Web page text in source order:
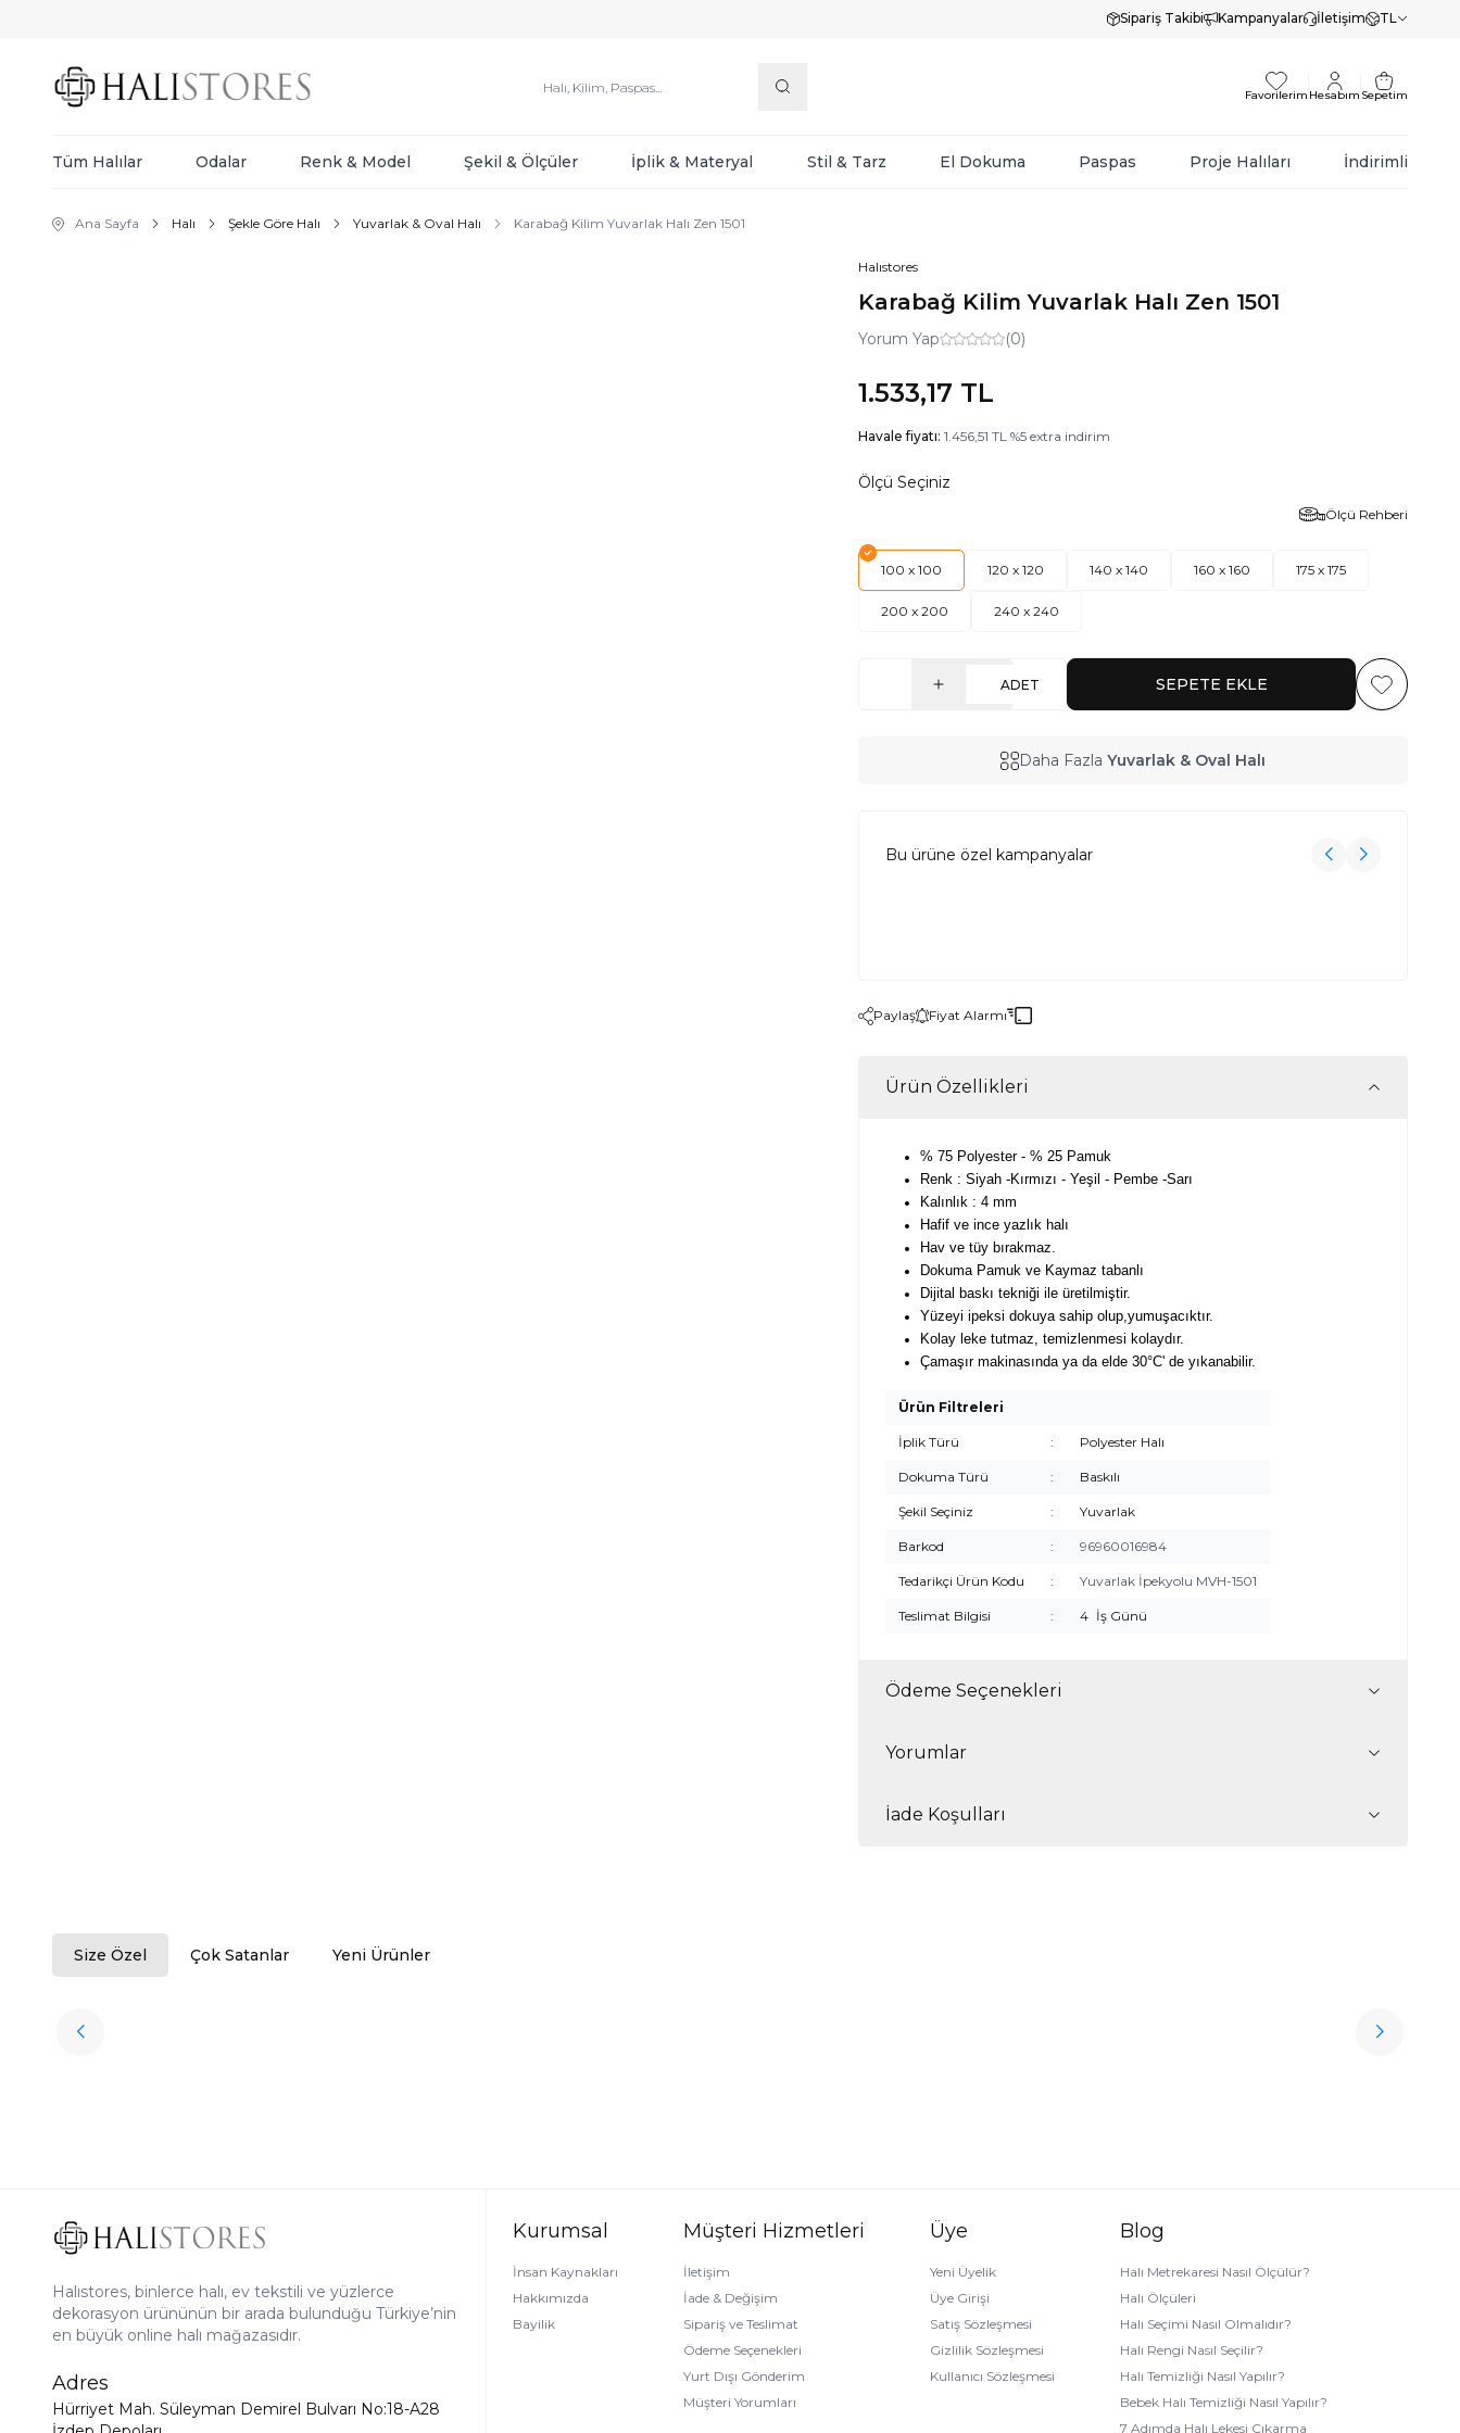
Sipariş Takibi Kampanyalar İletişim TL
Favorilerim Hesabım Sepetim
Tüm Halılar Odalar Renk & Model Şekil & Ölçüler İplik & Materyal Stil & Tarz El Dokuma Paspas Proje Halıları İndirimli
Ana Sayfa Halı Şekle Göre Halı Yuvarlak & Oval Halı Karabağ Kilim Yuvarlak Halı Zen 1501
Halıstores
Karabağ Kilim Yuvarlak Halı Zen 1501
Yorum Yap (0)
1.533,17 TL
Havale fiyatı: 1.456,51 TL %5 extra indirim
Ölçü Seçiniz
Ölçü Rehberi
100 x 100 120 x 120 140 x 140 160 x 160 175 x 175
200 x 200 240 x 240
ADET SEPETE EKLE Favoriye
Daha Fazla Yuvarlak & Oval Halı
Bu ürüne özel kampanyalar
Paylaş Fiyat Alarmı
Ürün Özellikleri
% 75 Polyester - % 25 Pamuk
Renk : Siyah -Kırmızı - Yeşil - Pembe -Sarı
Kalınlık : 4 mm
Hafif ve ince yazlık halı
Hav ve tüy bırakmaz.
Dokuma Pamuk ve Kaymaz tabanlı
Dijital baskı tekniği ile üretilmiştir.
Yüzeyi ipeksi dokuya sahip olup,yumuşacıktır.
Kolay leke tutmaz, temizlenmesi kolaydır.
Çamaşır makinasında ya da elde 30°C' de yıkanabilir.
Ürün Filtreleri
İplik Türü : Polyester Halı
Dokuma Türü : Baskılı
Şekil Seçiniz : Yuvarlak
Barkod : 96960016984
Tedarikçi Ürün Kodu : Yuvarlak İpekyolu MVH-1501
Teslimat Bilgisi : 4 İş Günü
Ödeme Seçenekleri
Yorumlar
İade Koşulları
Size Özel Çok Satanlar Yeni Ürünler
Favorilere Ekle
Halıstores
Halıstores, binlerce halı, ev tekstili ve yüzlerce
dekorasyon ürününün bir arada bulunduğu Türkiye’nin
en büyük online halı mağazasıdır.
Adres
Hürriyet Mah. Süleyman Demirel Bulvarı No:18-A28
Kurumsal
İnsan Kaynakları
Hakkımızda
Bayilik
Müşteri Hizmetleri
İletişim
İade & Değişim
Sipariş ve Teslimat
Ödeme Seçenekleri
Yurt Dışı Gönderim
Müşteri Yorumları
Üye
Yeni Üyelik
Üye Girişi
Satış Sözleşmesi
Gizlilik Sözleşmesi
Kullanıcı Sözleşmesi
Blog
Halı Metrekaresi Nasıl Ölçülür?
Halı Ölçüleri
Halı Seçimi Nasıl Olmalıdır?
Halı Rengi Nasıl Seçilir?
Halı Temizliği Nasıl Yapılır?
Bebek Halı Temizliği Nasıl Yapılır?
7 Adımda Halı Lekesi Çıkarma